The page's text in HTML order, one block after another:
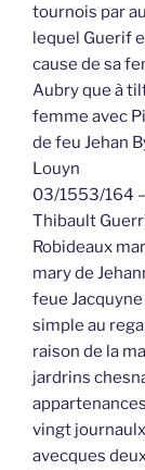
tournois par
lequel Guerif
cause de sa
Aubry que à
femme avec
de feu Jehan
Louyn
03/1553/164
Thibault
Robideaux
mary de
feue
simple au
raison de la
jardrins
vingt
avecques